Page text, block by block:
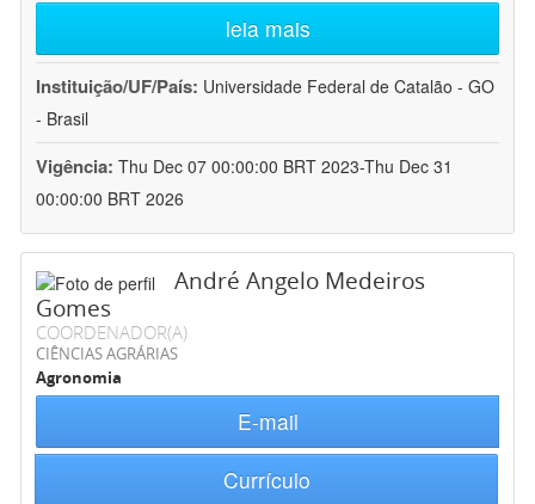
leia mais
Instituição/UF/País: Universidade Federal de Catalão - GO
- Brasil
Vigência: Thu Dec 07 00:00:00 BRT 2023-Thu Dec 31
00:00:00 BRT 2026
André Angelo Medeiros
Gomes
COORDENADOR(A)
CIÊNCIAS AGRÁRIAS
Agronomia
E-mail
Currículo